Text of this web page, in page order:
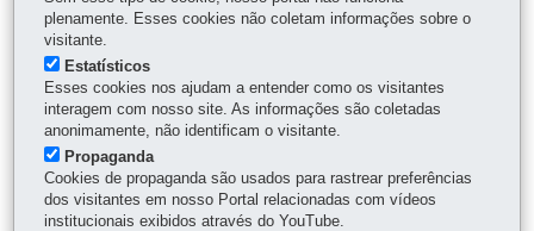
divulgação do evento, inscrições dos treinandos,
preparação do material didático, preparação do ambiente,
execução do treinamento, avaliação do evento, etc. Neste
caso, na CELEPAR, a GRH (Gerência de Recursos
Humanos) seria contratada para realizar as atividades
administrativas referentes ao evento, como inscrição,
divulgação, avaliação, etc. Cada área contratada por sua
vez pode subcontratar outras áreas ou mesmo serviço de
terceiros para resolver a parte que lhe cabe do problema.
plenamente. Esses cookies não coletam informações sobre o
visitante.
Estatísticos
Esses cookies nos ajudam a entender como os visitantes
interagem com nosso site. As informações são coletadas
anonimamente, não identificam o visitante.
Propaganda
Cookies de propaganda são usados para rastrear preferências
dos visitantes em nosso Portal relacionadas com vídeos
institucionais exibidos através do YouTube.